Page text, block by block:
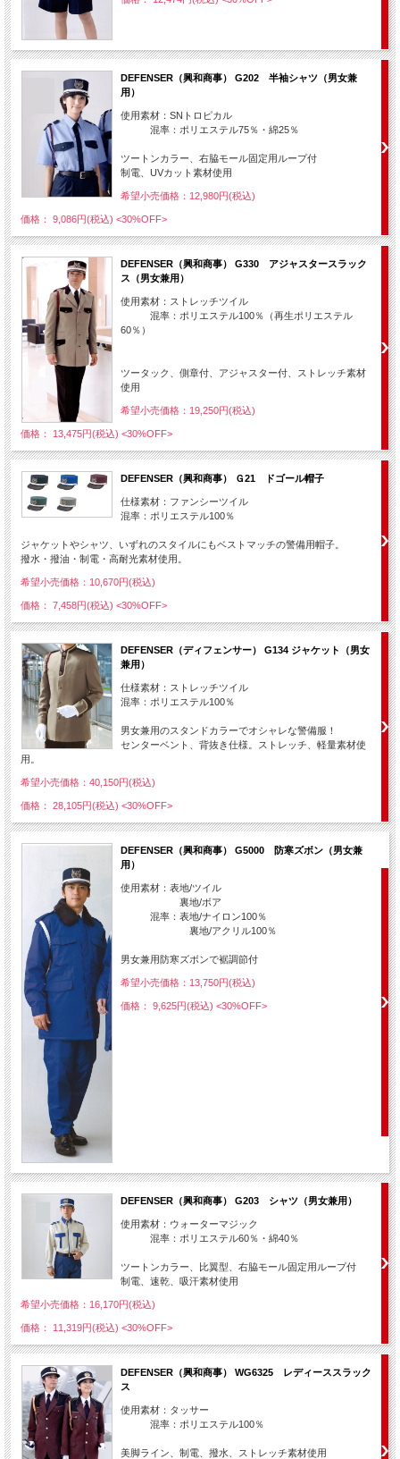
DEFENSER（興和商事） G202 半袖シャツ（男女兼
用）
使用素材：SNトロピカル
混率：ポリエステル75％・綿25％
ツートンカラー、右脇モール固定用ループ付
制電、UVカット素材使用
希望小売価格：12,980円(税込)
価格： 9,086円(税込) <30%OFF>
DEFENSER（興和商事） G330 アジャスタースラック
ス（男女兼用）
使用素材：ストレッチツイル
混率：ポリエステル100％（再生ポリエステル
60％）
ツータック、側章付、アジャスター付、ストレッチ素材
使用
希望小売価格：19,250円(税込)
価格： 13,475円(税込) <30%OFF>
DEFENSER（興和商事） Ｇ21 ドゴール帽子
仕様素材：ファンシーツイル
混率：ポリエステル100％
ジャケットやシャツ、いずれのスタイルにもベストマッチの警備用帽子。
撥水・撥油・制電・高耐光素材使用。
希望小売価格：10,670円(税込)
価格： 7,458円(税込) <30%OFF>
DEFENSER（ディフェンサー） G134 ジャケット（男女
兼用）
仕様素材：ストレッチツイル
混率：ポリエステル100％
男女兼用のスタンドカラーでオシャレな警備服！
センターベント、背抜き仕様。ストレッチ、軽量素材使
用。
希望小売価格：40,150円(税込)
価格： 28,105円(税込) <30%OFF>
DEFENSER（興和商事） G5000 防寒ズボン（男女兼
用）
使用素材：表地/ツイル
裏地/ボア
混率：表地/ナイロン100％
裏地/アクリル100％
男女兼用防寒ズボンで裾調節付
希望小売価格：13,750円(税込)
価格： 9,625円(税込) <30%OFF>
DEFENSER（興和商事） G203 シャツ（男女兼用）
使用素材：ウォーターマジック
混率：ポリエステル60％・綿40％
ツートンカラー、比翼型、右脇モール固定用ループ付
制電、速乾、吸汗素材使用
希望小売価格：16,170円(税込)
価格： 11,319円(税込) <30%OFF>
DEFENSER（興和商事） WG6325 レディーススラック
ス
使用素材：タッサー
混率：ポリエステル100％
美脚ライン、制電、撥水、ストレッチ素材使用